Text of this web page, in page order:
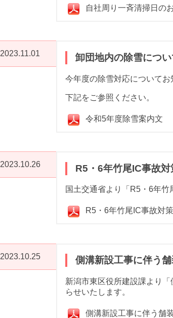
自社周り一斉清掃日の
2023.11.01 卸団地内の除雪につい
今年度の除雪対応についてお
下記をご参照ください。
令和5年度除雪案内文
2023.10.26 R5・6年竹尾IC事故
国土交通省より「R5・6年竹
R5・6年竹尾IC事故対
2023.10.25 側溝新設工事に伴う
新潟市東区役所建設課より
らせいたします。
側溝新設工事に伴う舗